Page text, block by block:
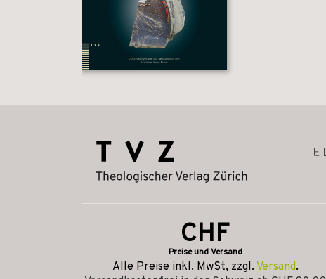
CHF
Preise und Versand
Alle Preise inkl. MwSt, zzgl. Versand.